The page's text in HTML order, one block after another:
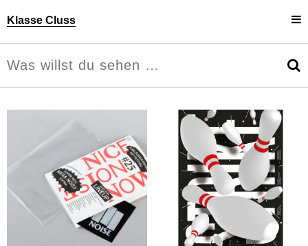
Klasse Cluss
Personen
Projekte
Uli Cluss
Information